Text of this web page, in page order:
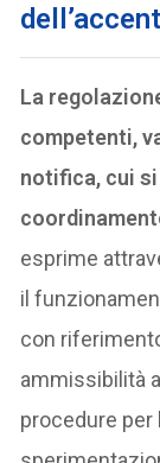
La
competenti,
notifica, cui
esprime
il
con
ammissibilità
procedure per